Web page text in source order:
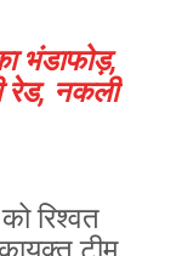
भंडाफोड़,
रेड, नकली
रिश्वत